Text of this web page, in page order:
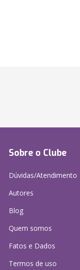
Sobre o Clube
Dúvidas/Atendimento
Autores
Blog
Quem somos
Fatos e Dados
Termos de uso